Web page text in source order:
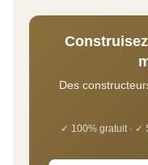
Des
✓ 100% gratuit · ✓